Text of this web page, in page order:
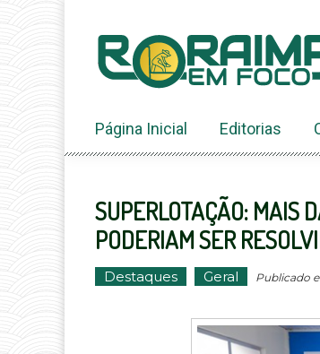
conteúdo
Página Inicial Editorias
SUPERLOTAÇÃO: MAIS
PODERIAM SER
Destaques Geral Publicado